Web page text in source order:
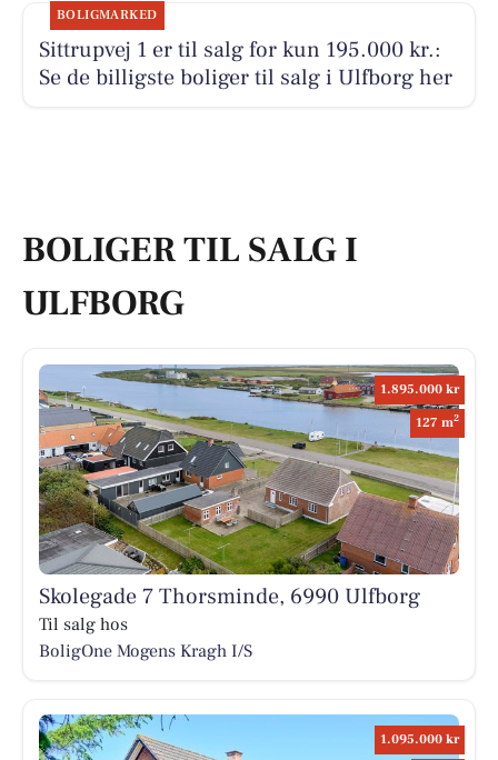
BOLIGMARKED
Sittrupvej 1 er til salg for kun 195.000 kr.:
Se de billigste boliger til salg i Ulfborg her
BOLIGER TIL SALG I
ULFBORG
1.895.000 kr
127 m2
Skolegade 7 Thorsminde, 6990 Ulfborg
Til salg hos
BoligOne Mogens Kragh I/S
1.095.000 kr